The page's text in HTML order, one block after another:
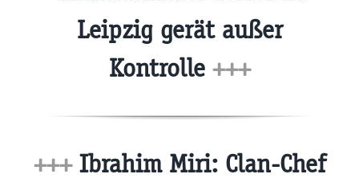
Leipzig gerät außer
Kontrolle +++
+++Ibrahim Miri: Clan-Chef